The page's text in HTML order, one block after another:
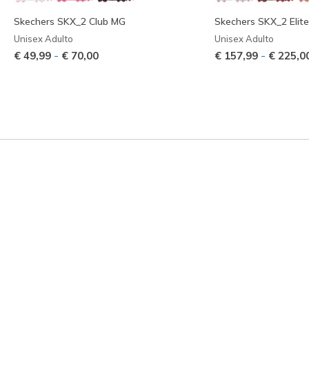
Skechers SKX_2 Club MG
Unisex Adulto
€ 49,99 - € 70,00
Skechers SKX_2
Unisex Adulto
€ 157,99 - €